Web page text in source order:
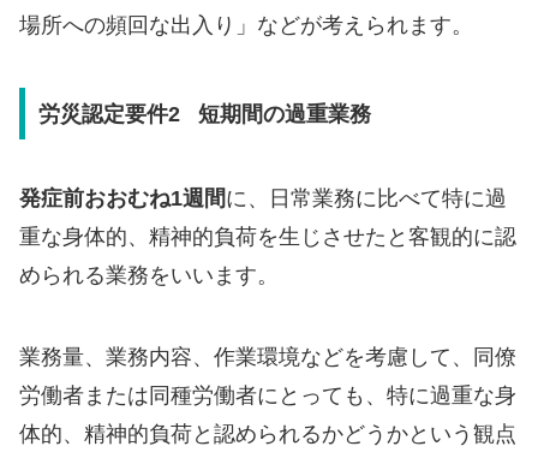
場所への頻回な出入り」などが考えられます。
労災認定要件2 短期間の過重業務
発症前おおむね1週間に、日常業務に比べて特に過
重な身体的、精神的負荷を生じさせたと客観的に認
められる業務をいいます。
業務量、業務内容、作業環境などを考慮して、同僚
労働者または同種労働者にとっても、特に過重な身
体的、精神的負荷と認められるかどうかという観点